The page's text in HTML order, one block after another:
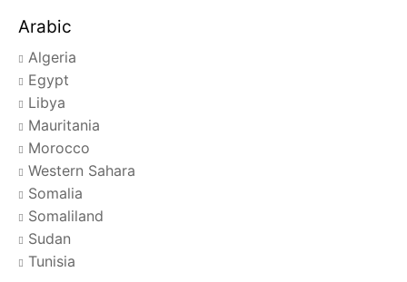
Arabic
Algeria
Egypt
Libya
Mauritania
Morocco
Western Sahara
Somalia
Somaliland
Sudan
Tunisia